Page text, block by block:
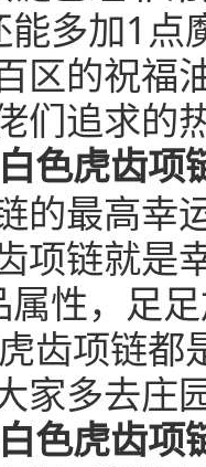
多加1点
区的祝福
们追求的
色虎齿项
的最高幸
项链就是
性，足
齿项链都
家多去庄
色虎齿项